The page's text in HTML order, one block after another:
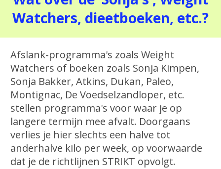
Watchers, dieetboeken, etc.?
Afslank-programma's zoals Weight
Watchers of boeken zoals Sonja Kimpen,
Sonja Bakker, Atkins, Dukan, Paleo,
Montignac, De Voedselzandloper, etc.
stellen programma's voor waar je op
langere termijn mee afvalt. Doorgaans
verlies je hier slechts een halve tot
anderhalve kilo per week, op voorwaarde
dat je de richtlijnen STRIKT opvolgt.